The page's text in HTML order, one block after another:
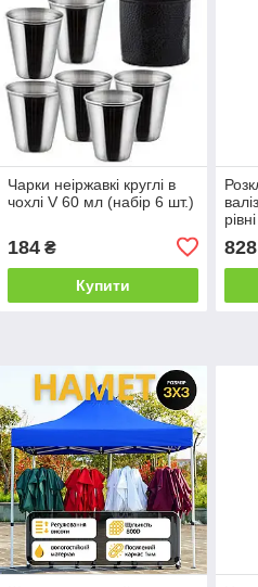
Чарки неіржавкі круглі в
чохлі V 60 мл (набір 6 шт.)
184₴
Купити
828